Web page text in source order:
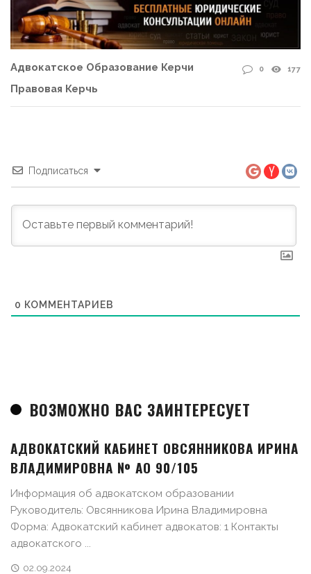
Адвокатское Образование Керчи
Правовая Керчь
0 177
Подписаться
0 КОММЕНТАРИЕВ
ВОЗМОЖНО ВАС ЗАИНТЕРЕСУЕТ
АДВОКАТСКИЙ КАБИНЕТ ОВСЯННИКОВА ИРИНА
ВЛАДИМИРОВНА № АО 90/105
Информация об адвокатском образовании
Руководитель: Овсянникова Ирина Владимировна
Форма: Адвокатский кабинет адвокатов: 1 Контакты
адвокатского ...
02.09.2024